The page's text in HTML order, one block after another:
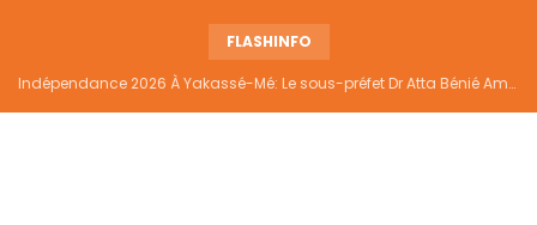
FLASHINFO
Indépendance 2026 À Yakassé-Mé: Le sous-préfet Dr Atta Bénié Amédé appelle à l’unité, à la sécurité et au développement